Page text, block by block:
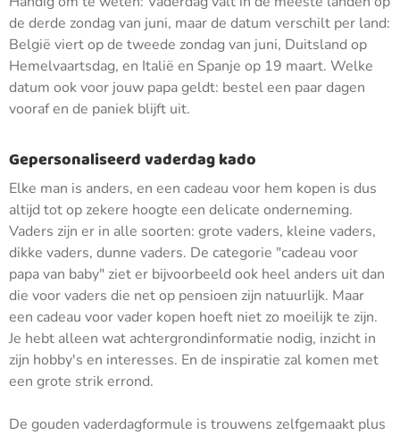
de derde zondag van juni, maar de datum verschilt per land:
België viert op de tweede zondag van juni, Duitsland op
Hemelvaartsdag, en Italië en Spanje op 19 maart. Welke
datum ook voor jouw papa geldt: bestel een paar dagen
vooraf en de paniek blijft uit.
Gepersonaliseerd vaderdag kado
Elke man is anders, en een cadeau voor hem kopen is dus
altijd tot op zekere hoogte een delicate onderneming.
Vaders zijn er in alle soorten: grote vaders, kleine vaders,
dikke vaders, dunne vaders. De categorie "cadeau voor
papa van baby" ziet er bijvoorbeeld ook heel anders uit dan
die voor vaders die net op pensioen zijn natuurlijk. Maar
een cadeau voor vader kopen hoeft niet zo moeilijk te zijn.
Je hebt alleen wat achtergrondinformatie nodig, inzicht in
zijn hobby's en interesses. En de inspiratie zal komen met
een grote strik errond.
De gouden vaderdagformule is trouwens zelfgemaakt plus